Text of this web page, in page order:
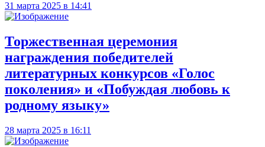
31 марта 2025 в 14:41
Торжественная церемония
награждения победителей
литературных конкурсов «Голос
поколения» и «Побуждая любовь к
родному языку»
28 марта 2025 в 16:11